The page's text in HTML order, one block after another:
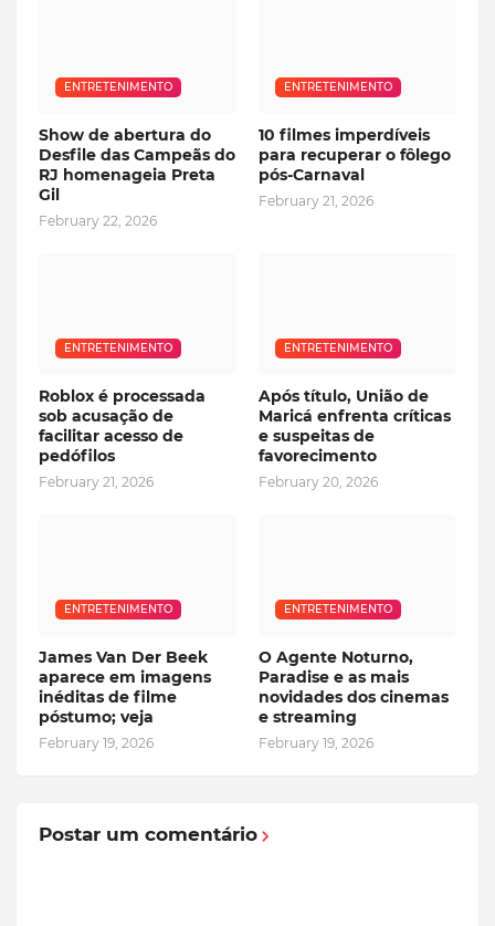
ENTRETENIMENTO
Show de abertura do
Desfile das Campeãs do
RJ homenageia Preta
Gil
February 22, 2026
ENTRETENIMENTO
10 filmes imperdíveis
para recuperar o fôlego
pós-Carnaval
February 21, 2026
ENTRETENIMENTO
Roblox é processada
sob acusação de
facilitar acesso de
pedófilos
February 21, 2026
ENTRETENIMENTO
Após título, União de
Maricá enfrenta críticas
e suspeitas de
favorecimento
February 20, 2026
ENTRETENIMENTO
James Van Der Beek
aparece em imagens
inéditas de filme
póstumo; veja
February 19, 2026
ENTRETENIMENTO
O Agente Noturno,
Paradise e as mais
novidades dos cinemas
e streaming
February 19, 2026
Postar um comentário